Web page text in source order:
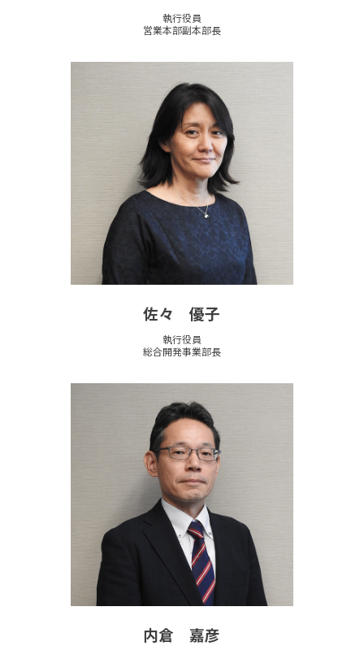
執行役員
営業本部副本部長
佐々 優子
執行役員
総合開発事業部長
内倉 嘉彦